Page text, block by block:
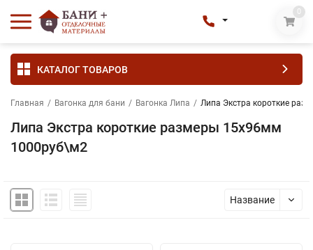
0
КАТАЛОГ ТОВАРОВ
Главная / Вагонка для бани / Вагонка Липа / Липа Экстра короткие
Липа Экстра короткие размеры 15х96мм
1000руб\м2
Название